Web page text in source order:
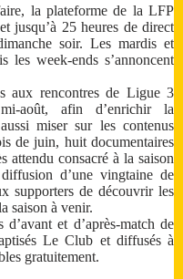
la plateforme de la LFP
jusqu’à 25 heures de direct
soir. Les mardis et
les week-ends s’annoncent
aux rencontres de Ligue 3
août, afin d’enrichir la
miser sur les contenus
de juin, huit documentaires
attendu consacré à la saison
d’une vingtaine de
supporters de découvrir les
saison à venir.
et d’après-match de
Le Club et diffusés à
gratuitement.